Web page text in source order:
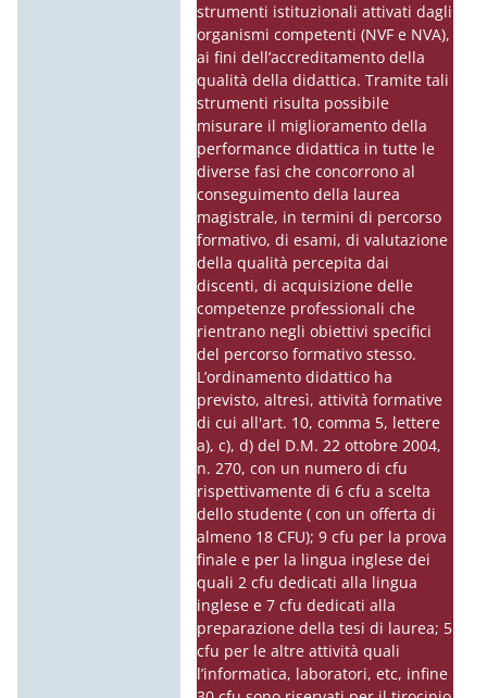
strumenti istituzionali attivati dagli
organismi competenti (NVF e NVA),
ai fini dell’accreditamento della
qualità della didattica. Tramite tali
strumenti risulta possibile
misurare il miglioramento della
performance didattica in tutte le
diverse fasi che concorrono al
conseguimento della laurea
magistrale, in termini di percorso
formativo, di esami, di valutazione
della qualità percepita dai
discenti, di acquisizione delle
competenze professionali che
rientrano negli obiettivi specifici
del percorso formativo stesso.
L’ordinamento didattico ha
previsto, altresì, attività formative
di cui all'art. 10, comma 5, lettere
a), c), d) del D.M. 22 ottobre 2004,
n. 270, con un numero di cfu
rispettivamente di 6 cfu a scelta
dello studente ( con un offerta di
almeno 18 CFU); 9 cfu per la prova
finale e per la lingua inglese dei
quali 2 cfu dedicati alla lingua
inglese e 7 cfu dedicati alla
preparazione della tesi di laurea; 5
cfu per le altre attività quali
l’informatica, laboratori, etc, infine